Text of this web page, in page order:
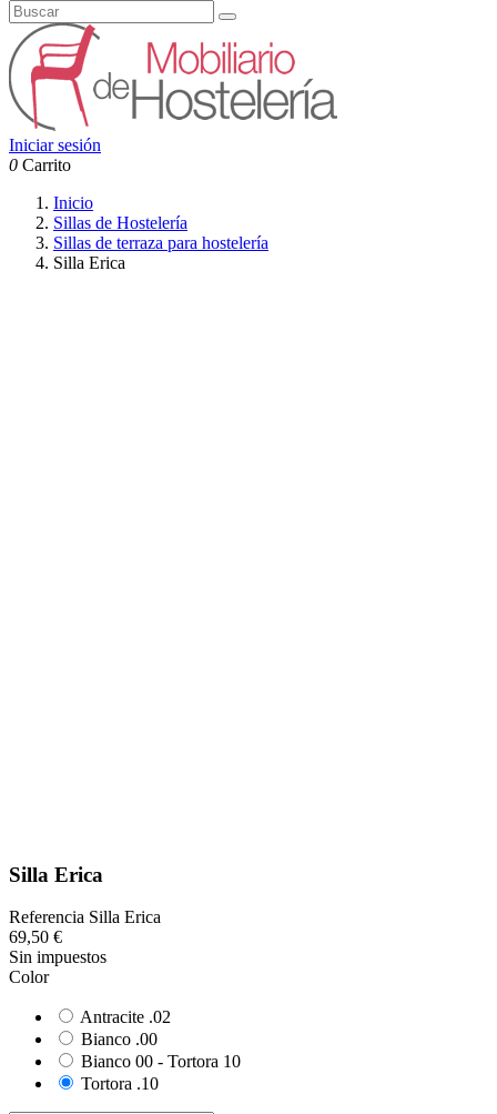
Iniciar sesión
0 Carrito
Inicio
Sillas de Hostelería
Sillas de terraza para hostelería
Silla Erica
Silla Erica
Referencia Silla Erica
69,50 €
Sin impuestos
Color
Antracite .02
Bianco .00
Bianco 00 - Tortora 10
Tortora .10